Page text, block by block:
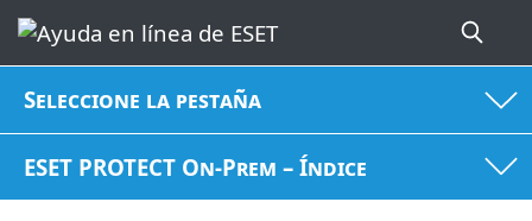
Seleccione la pestaña
ESET PROTECT On-Prem – Índice